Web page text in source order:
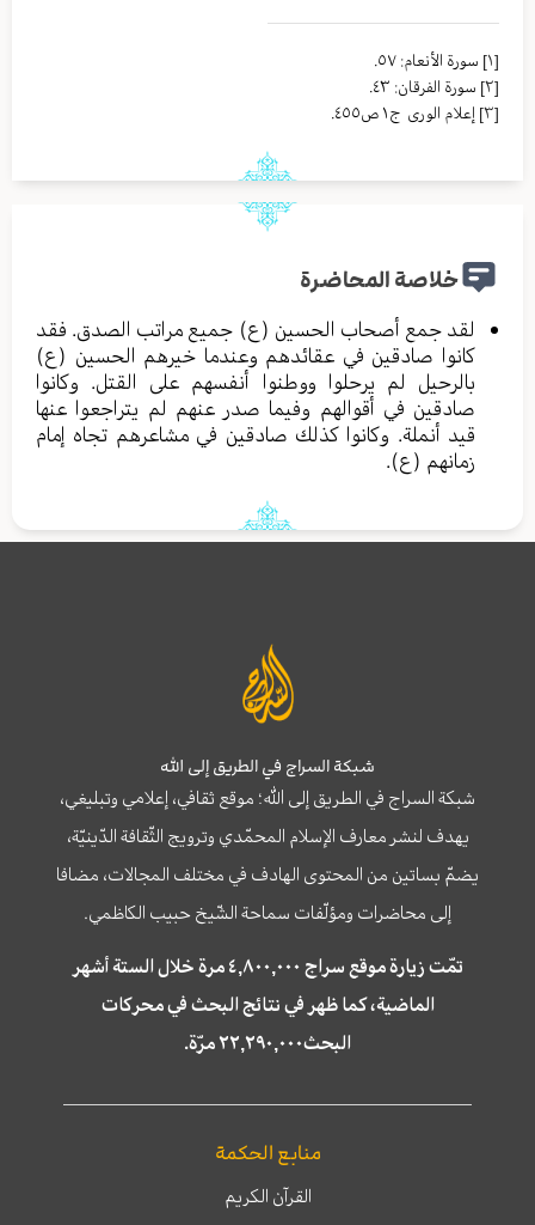
[١]
سورة الأنعام: ٥٧.
[٢]
سورة الفرقان: ٤٣.
[٣]
إعلام الوری ج١ ص٤٥٥.
خلاصة المحاضرة
لقد جمع أصحاب الحسين (ع) جميع مراتب الصدق. فقد
كانوا صادقين في عقائدهم وعندما خيرهم الحسين (ع)
بالرحيل لم يرحلوا ووطنوا أنفسهم على القتل. وكانوا
صادقين في أقوالهم وفيما صدر عنهم لم يتراجعوا عنها
قيد أنملة. وكانوا كذلك صادقين في مشاعرهم تجاه إمام
زمانهم (ع).
شبكة السراج في الطريق إلى الله
شبكة السراج في الطريق إلى الله؛ موقع ثقافي، إعلامي وتبليغي،
يهدف لنشر معارف الإسلام المحمّدي وترويج الثّقافة الدّينيّة،
يضمّ بساتين من المحتوى الهادف في مختلف المجالات، مضافا
إلى محاضرات ومؤلّفات سماحة الشّيخ حبيب الكاظمي.
تمّت زيارة موقع سراج ٤,٨٠٠,٠٠٠ مرة خلال الستة أشهر
الماضية، كما ظهر في نتائج البحث في محركات
البحث٢٢,٢٩٠,٠٠٠ مرّة.
منابع الحكمة
القرآن الكريم